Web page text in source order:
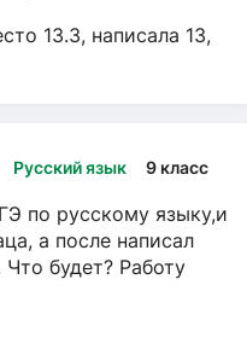
13.3, написала 13,
Русский язык 9 класс
по русскому языку,и
а после написал
будет? Работу